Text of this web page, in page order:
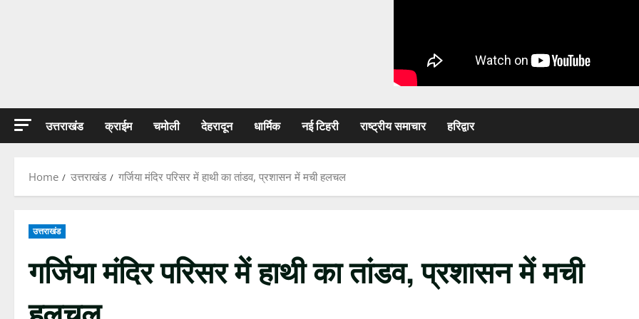
उत्तराखंड क्राईम चमोली देहरादून धार्मिक नई टिहरी राष्ट्रीय समाचार हरिद्वार
Home उत्तराखंड गर्जिया मंदिर परिसर में हाथी का तांडव, प्रशासन में मची हलचल
उत्तराखंड
गर्जिया मंदिर परिसर में हाथी का तांडव, प्रशासन में मची